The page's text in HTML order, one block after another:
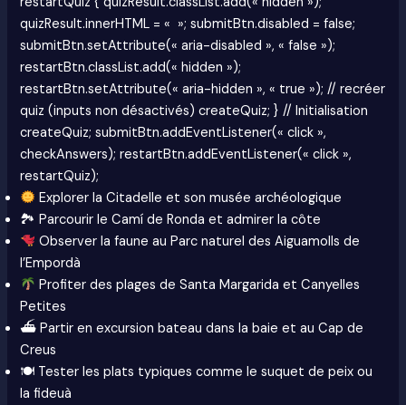
quizResult.innerHTML = « »; submitBtn.disabled = false;
submitBtn.setAttribute(« aria-disabled », « false »);
restartBtn.classList.add(« hidden »);
restartBtn.setAttribute(« aria-hidden », « true »); // recréer
quiz (inputs non désactivés) createQuiz; } // Initialisation
createQuiz; submitBtn.addEventListener(« click »,
checkAnswers); restartBtn.addEventListener(« click »,
restartQuiz);
Explorer la Citadelle et son musée archéologique
🏞 Parcourir le Camí de Ronda et admirer la côte
Observer la faune au Parc naturel des Aiguamolls de
l’Empordà
Profiter des plages de Santa Margarida et Canyelles
Petites
⛴ Partir en excursion bateau dans la baie et au Cap de
Creus
🍽 Tester les plats typiques comme le suquet de peix ou
la fideuà